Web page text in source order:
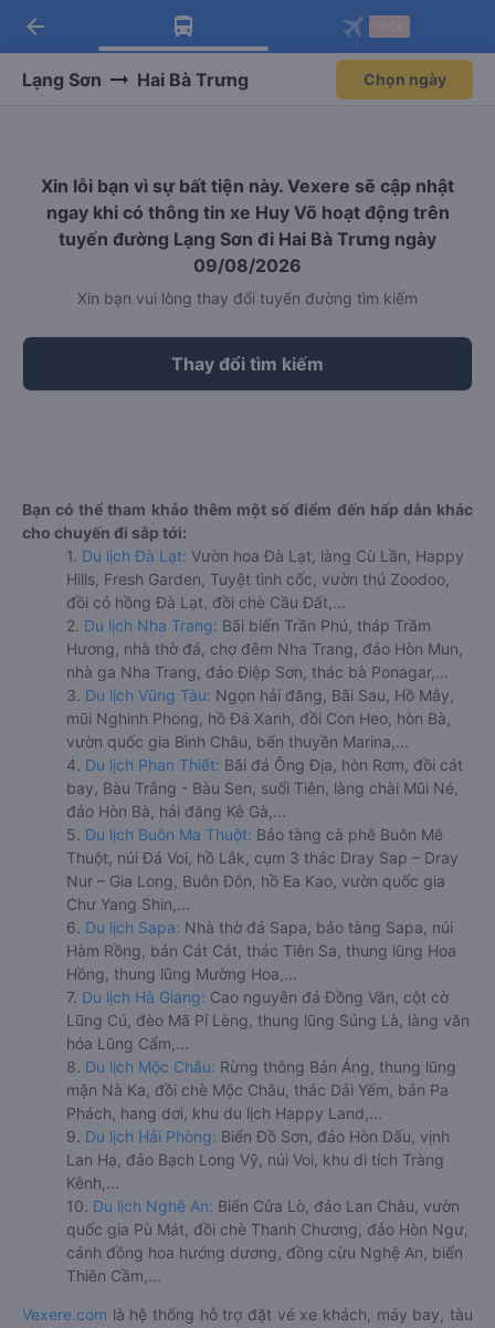
Tải app Vexere ngay!
Nhận ưu đãi thành viên độc
Mở app
Tải app Vexere
-30k/ghế khi đặt vé máy bay qua
Mở app
arrow_back
Lạng Sơn Hai Bà Trưng Chọn ngày
Xin lỗi bạn vì sự bất tiện này. Vexere sẽ cập nhật
ngay khi có thông tin xe Huy Võ hoạt động trên
tuyến đường Lạng Sơn đi Hai Bà Trưng ngày
09/08/2026
Xin bạn vui lòng thay đổi tuyến đường tìm kiếm
Thay đổi tìm kiếm
Bạn có thể tham khảo thêm một số điểm đến hấp dẫn khác
cho chuyến đi sắp tới:
1. Du lịch Đà Lạt: Vườn hoa Đà Lạt, làng Cù Lần, Happy
Hills, Fresh Garden, Tuyệt tình cốc, vườn thú Zoodoo,
đồi cỏ hồng Đà Lạt, đồi chè Cầu Đất,...
2. Du lịch Nha Trang: Bãi biển Trần Phú, tháp Trầm
Hương, nhà thờ đá, chợ đêm Nha Trang, đảo Hòn Mun,
nhà ga Nha Trang, đảo Điệp Sơn, thác bà Ponagar,...
3. Du lịch Vũng Tàu: Ngọn hải đăng, Bãi Sau, Hồ Mây,
mũi Nghinh Phong, hồ Đá Xanh, đồi Con Heo, hòn Bà,
vườn quốc gia Bình Châu, bến thuyền Marina,...
4. Du lịch Phan Thiết: Bãi đá Ông Địa, hòn Rơm, đồi cát
bay, Bàu Trắng - Bàu Sen, suối Tiên, làng chài Mũi Né,
đảo Hòn Bà, hải đăng Kê Gà,...
5. Du lịch Buôn Ma Thuột: Bảo tàng cà phê Buôn Mê
Thuột, núi Đá Voi, hồ Lắk, cụm 3 thác Dray Sap – Dray
Nur – Gia Long, Buôn Đôn, hồ Ea Kao, vườn quốc gia
Chư Yang Shin,...
6. Du lịch Sapa: Nhà thờ đá Sapa, bảo tàng Sapa, núi
Hàm Rồng, bản Cát Cát, thác Tiên Sa, thung lũng Hoa
Hồng, thung lũng Mường Hoa,...
7. Du lịch Hà Giang: Cao nguyên đá Đồng Văn, cột cờ
Lũng Cú, đèo Mã Pí Lèng, thung lũng Sủng Là, làng văn
hóa Lũng Cẩm,...
8. Du lịch Mộc Châu: Rừng thông Bản Áng, thung lũng
mận Nà Ka, đồi chè Mộc Châu, thác Dải Yếm, bản Pa
Phách, hang dơi, khu du lịch Happy Land,...
9. Du lịch Hải Phòng: Biển Đồ Sơn, đảo Hòn Dấu, vịnh
Lan Hạ, đảo Bạch Long Vỹ, núi Voi, khu di tích Tràng
Kênh,...
10. Du lịch Nghệ An: Biển Cửa Lò, đảo Lan Châu, vườn
quốc gia Pù Mát, đồi chè Thanh Chương, đảo Hòn Ngư,
cánh đồng hoa hướng dương, đồng cừu Nghệ An, biển
Thiên Cầm,...
Vexere.com là hệ thống hỗ trợ đặt vé xe khách, máy bay, tàu